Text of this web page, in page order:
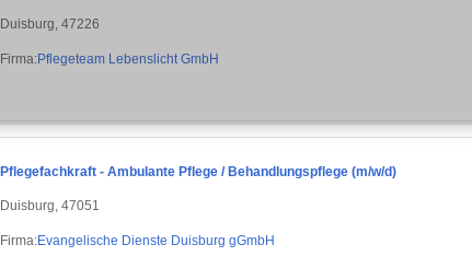
Duisburg, 47226
Firma:Pflegeteam Lebenslicht GmbH
Pflegefachkraft - Ambulante Pflege / Behandlungspflege (m/w/d)
Duisburg, 47051
Firma:Evangelische Dienste Duisburg gGmbH